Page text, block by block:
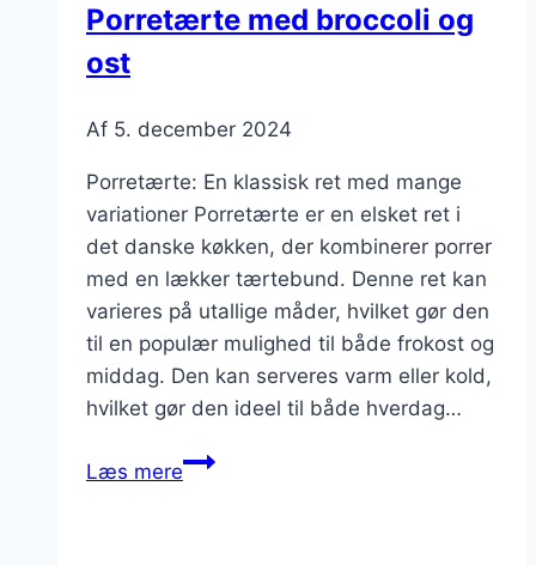
Porretærte med broccoli og
ost
Af 5. december 2024
Porretærte: En klassisk ret med mange
variationer Porretærte er en elsket ret i
det danske køkken, der kombinerer porrer
med en lækker tærtebund. Denne ret kan
varieres på utallige måder, hvilket gør den
til en populær mulighed til både frokost og
middag. Den kan serveres varm eller kold,
hvilket gør den ideel til både hverdag…
Læs merePorretærte